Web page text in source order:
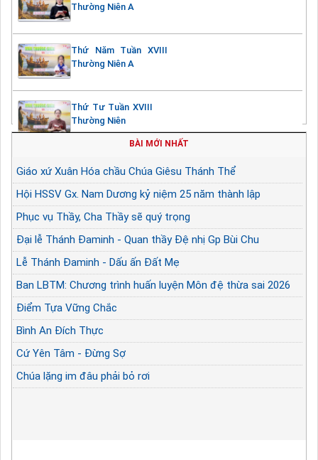
Thường Niên A
Thứ Năm Tuần XVIII
Thường Niên A
Thứ Tư Tuần XVIII
Thường Niên
BÀI MỚI NHẤT
Giáo xứ Xuân Hóa chầu Chúa Giêsu Thánh Thể
Hội HSSV Gx. Nam Dương kỷ niệm 25 năm thành lập
Phục vụ Thầy, Cha Thầy sẽ quý trọng
Đại lễ Thánh Đaminh - Quan thầy Đệ nhị Gp Bùi Chu
Lễ Thánh Đaminh - Dấu ấn Đất Mẹ
Ban LBTM: Chương trình huấn luyện Môn đệ thừa sai 2026
Điểm Tựa Vững Chắc
Bình An Đích Thực
Cứ Yên Tâm - Đừng Sợ
Chúa lặng im đâu phải bỏ rơi